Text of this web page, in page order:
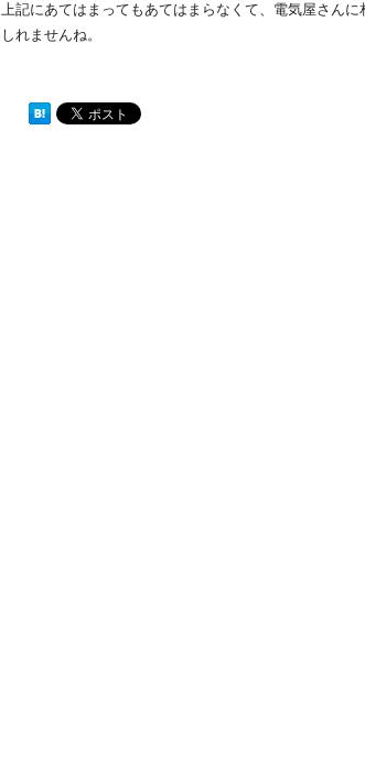
上記にあてはまってもあてはまらなくて、電気屋さん
しれませんね。